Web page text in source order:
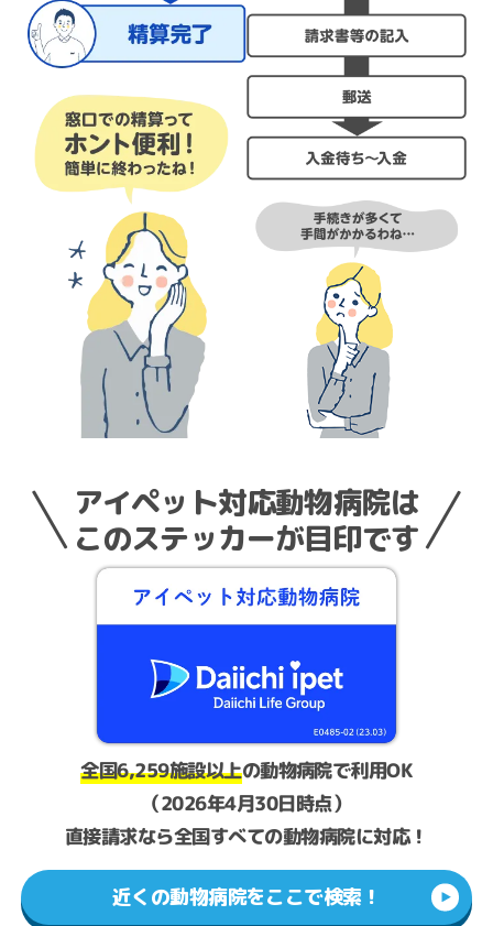
アイペット対応動物病院は
このステッカーが目印です
全国6,259施設以上の動物病院で利用OK
（2026年4月30日時点）
直接請求なら全国すべての動物病院に対応！
近くの動物病院をここで検索！